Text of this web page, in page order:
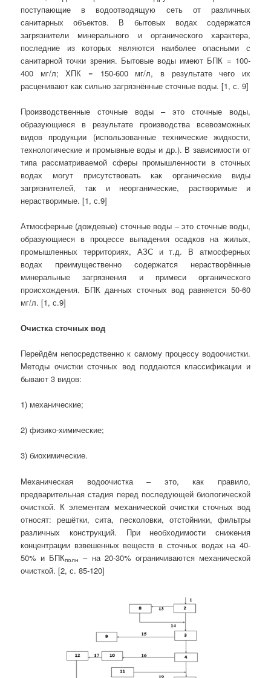
поступающие в водоотводящую сеть от различных
санитарных объектов. В бытовых водах содержатся
загрязнители минерального и органического характера,
последние из которых являются наиболее опасными с
санитарной точки зрения. Бытовые воды имеют БПК = 100-
400 мг/л; ХПК = 150-600 мг/л, в результате чего их
расценивают как сильно загрязнённые сточные воды. [1, с. 9]
Производственные сточные воды – это сточные воды,
образующиеся в результате производства всевозможных
видов продукции (использованные технические жидкости,
технологические и промывные воды и др.). В зависимости от
типа рассматриваемой сферы промышленности в сточных
водах могут присутствовать как органические виды
загрязнителей, так и неорганические, растворимые и
нерастворимые. [1, с.9]
Атмосферные (дождевые) сточные воды – это сточные воды,
образующиеся в процессе выпадения осадков на жилых,
промышленных территориях, АЗС и т.д. В атмосферных
водах преимущественно содержатся нерастворённые
минеральные загрязнения и примеси органического
происхождения. БПК данных сточных вод равняется 50-60
мг/л. [1, с.9]
Очистка сточных вод
Перейдём непосредственно к самому процессу водоочистки.
Методы очистки сточных вод поддаются классификации и
бывают 3 видов:
1) механические;
2) физико-химические;
3) биохимические.
Механическая водоочистка – это, как правило,
предварительная стадия перед последующей биологической
очисткой. К элементам механической очистки сточных вод
относят: решётки, сита, песколовки, отстойники, фильтры
различных конструкций. При необходимости снижения
концентрации взвешенных веществ в сточных водах на 40-
50% и БПКполн – на 20-30% ограничиваются механической
очисткой. [2, с. 85-120]